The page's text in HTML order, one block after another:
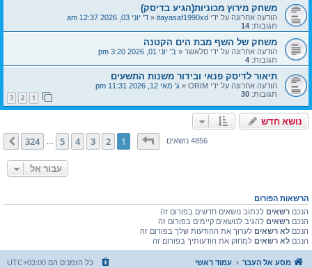
משחק מירוץ מכוניות(הגיע בדיסק)
הודעה אחרונה על ידי itayasaf1990xd
«ד' יוני 03, 2026 12:37 am
תגובות: 14
משחק של השף מבת הים הקטנה
הודעה אחרונה על ידי סלאשר«ב' יוני 01, 2026 3:20 pm
תגובות: 4
תיאור לדיסק פנאי ובידור משנות התשעים
הודעה אחרונה על ידי ORIM
«ג' מאי 12, 2026 11:31 pm
תגובות: 30
2
3
נושא חדש
4856 נושאיםדף1מתוך 324
1
2
3
4
5
324 הבא
עבור אל
הרשאות הפורום
הנכם רשאיםלכתוב נושאים חדשים בפורום זה
הנכם רשאיםלהגיב לנושאים קיימים בפורום זה
הנכם לא רשאיםלערוך את ההודעות שלך בפורום זה
הנכם לא רשאיםלמחוק את הודעותיך בפורום זה
מסע אל העבר עמוד ראשי כל הזמנים הם UTC+03:00